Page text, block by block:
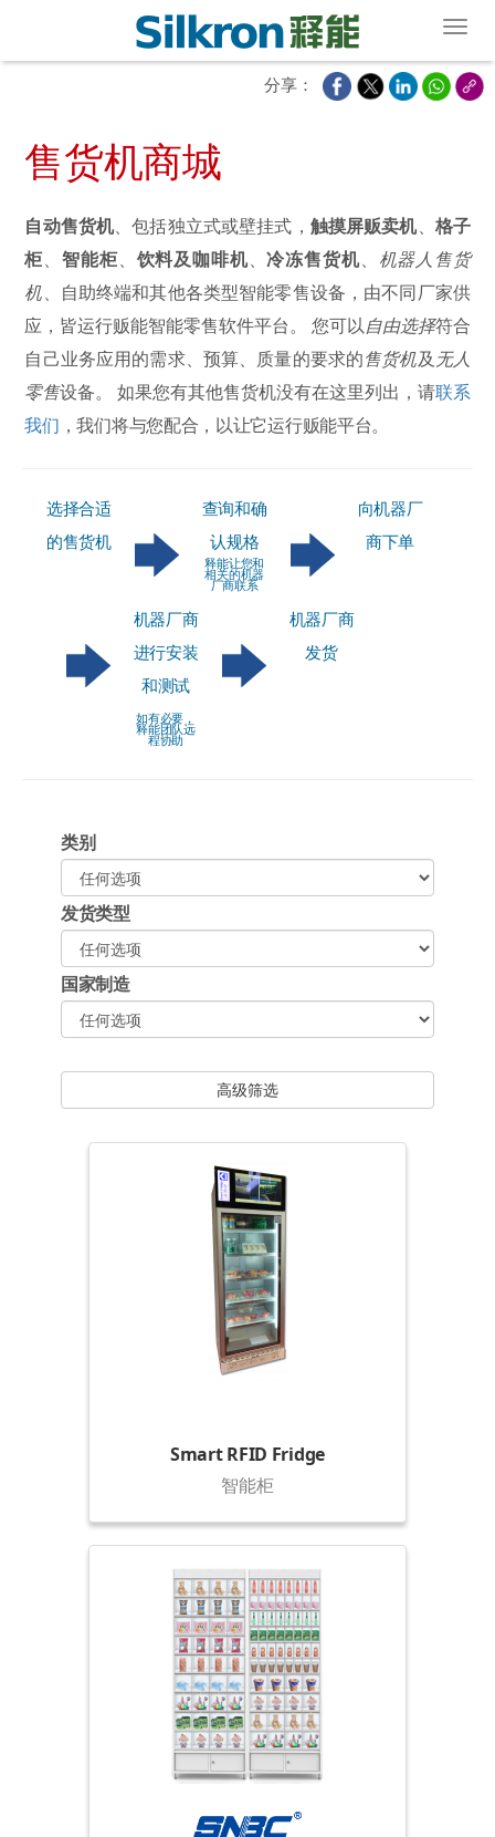
分享：
售货机商城
自动售货机、包括独立式或壁挂式， 触摸屏贩卖机、 格子
柜、智能柜、 饮料及咖啡机、冷冻售货机、 机器人售货
机、自助终端和其他各类型智能零售设备，由不同厂家供
应，皆运行贩能智能零售软件平台。 您可以自由选择符合
自己业务应用的需求、预算、质量的要求的售货机及 无人
零售设备。 如果您有其他售货机没有在这里列出，请联系
我们 ，我们将与您配合，以让它运行贩能平台。
选择合适
的售货机
查询和确
认规格
释能让您和
相关的机器
厂商联系
向机器厂
商下单
机器厂商
进行安装
和测试
如有必要，
释能团队远
程协助
机器厂商
发货
类别
发货类型
国家制造
高级筛选
Smart RFID Fridge
智能柜